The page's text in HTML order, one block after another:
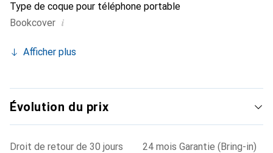
Type de coque pour téléphone portable
Bookcover i
Afficher plus
Évolution du prix
Droit de retour de 30 jours
24 mois Garantie (Bring-in)